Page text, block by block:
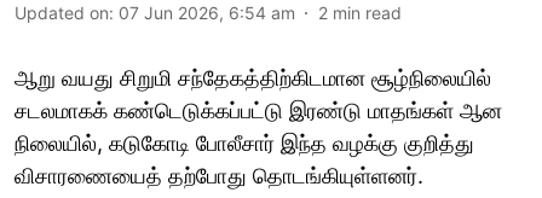
Updated on: 07 Jun 2026, 6:54 am 2 min read
ஆறு வயது சிறுமி சந்தேகத்திற்கிடமான சூழ்நிலையில்
சடலமாகக் கண்டெடுக்கப்பட்டு இரண்டு மாதங்கள் ஆன
நிலையில், கடுகோடி போலீசார் இந்த வழக்கு குறித்து
விசாரணையைத் தற்போது தொடங்கியுள்ளனர்.